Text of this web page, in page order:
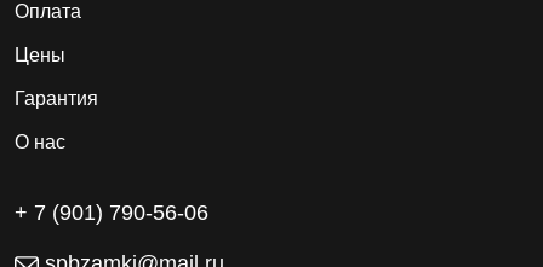
Оплата
Цены
Гарантия
О нас
+ 7 (901) 790-56-06